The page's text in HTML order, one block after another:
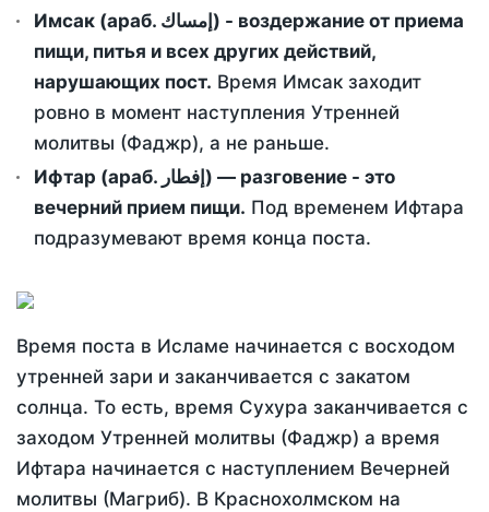
Имсак (араб. إمساك) - воздержание от приема
пищи, питья и всех других действий,
нарушающих пост. Время Имсак заходит
ровно в момент наступления Утренней
молитвы (Фаджр), а не раньше.
Ифтар (араб. إفطار) — разговение - это
вечерний прием пищи. Под временем Ифтара
подразумевают время конца поста.
Время поста в Исламе начинается с восходом
утренней зари и заканчивается с закатом
солнца. То есть, время Сухура заканчивается с
заходом Утренней молитвы (Фаджр) а время
Ифтара начинается с наступлением Вечерней
молитвы (Магриб). В Краснохолмском на